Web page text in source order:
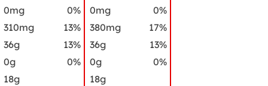
0mg
0% 0mg
0%
310mg
13% 380mg
17%
36g
13% 36g
13%
0g
0% 0g
0%
18g
18g